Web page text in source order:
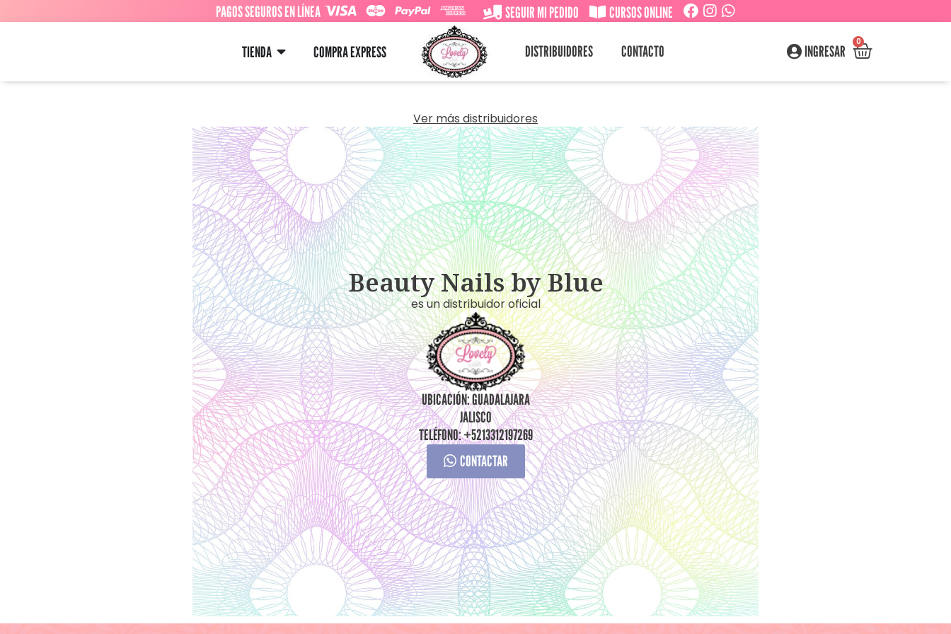
PAGOS SEGUROS EN LÍNEA SEGUIR MI PEDIDO CURSOS ONLINE
TIENDA COMPRA EXPRESS DISTRIBUIDORES CONTACTO INGRESAR
0
Ver más distribuidores
Beauty Nails by Blue
es un distribuidor oficial
UBICACIÓN: GUADALAJARA
JALISCO
TELÉFONO: +5213312197269
CONTACTAR